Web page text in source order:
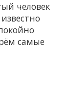
человек
самые